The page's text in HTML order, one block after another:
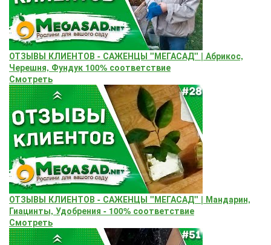
ОТЗЫВЫ КЛИЕНТОВ - САЖЕНЦЫ "МЕГАСАД" | Абрикос,
Черешня, Фундук 100% соответствие
Смотреть
ОТЗЫВЫ КЛИЕНТОВ - САЖЕНЦЫ "МЕГАСАД" | Мандарин,
Гиацинты, Удобрения - 100% соответствие
Смотреть